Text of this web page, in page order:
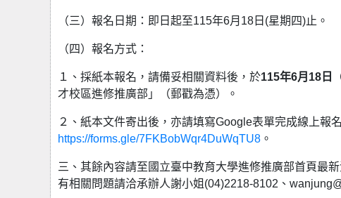
（三）報名日期：即日起至115年6月18日(星期四)止。
（四）報名方式：
１、採紙本報名，請備妥相關資料後，於115年6月18日
才校區進修推廣部」（郵戳為憑）。
２、紙本文件寄出後，亦請填寫Google表單完成線上報
https://forms.gle/7FKBobWqr4DuWqTU8 。
三、其餘內容請至國立臺中教育大學進修推廣部首頁最
有相關問題請洽承辦人謝小姐(04)2218-8102、